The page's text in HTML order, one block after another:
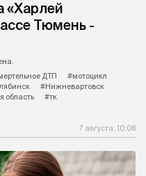
«Харлей
Тюмень -
ДТП
#мотоцикл
#Нижневартовск
область #тк
7 августа, 10:08